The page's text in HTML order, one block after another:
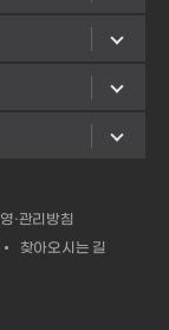
·관리방침
찾아오시는 길